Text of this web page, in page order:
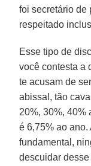
foi secretário de
respeitado
Esse tipo de
você contesta a
te acu­sam de
abissal, tão
20%, 30%, 40%
é 6,75% ao
fundamental,
descuidar